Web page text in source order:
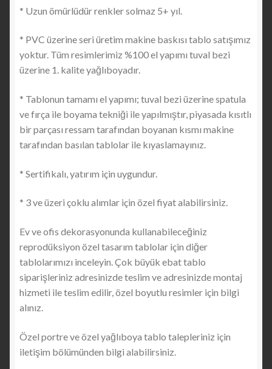
* Uzun ömürlüdür renkler solmaz 5+ yıl.
* PVC üzerine seri üretim makine baskısı tablo satışımız
yoktur. Tüm resimlerimiz %100 el yapımı tuval bezi
üzerine 1. kalite yağlıboyadır.
* Tablonun tamamı el yapımı; tuval bezi üzerine spatula
ve fırça ile boyama tekniği ile yapılmıştır, piyasada kısıtlı
bir parçası ressam tarafından boyanan kısmı makine
tarafından basılan tablolar ile kıyaslamayınız.
* Sertifikalı, yatırım için uygundur.
* 3 ve üzeri çoklu alımlar için özel fiyat alabilirsiniz.
Ev ve ofis dekorasyonunda kullanabileceğiniz
reprodüksiyon özel tasarım tablolar için diğer
tablolarımızı inceleyin. Çok büyük ebat tablo
siparişleriniz adresinizde teslim ve adresinizde montaj
hizmeti ile teslim edilir, özel boyutlu resimler için bilgi
alınız.
Özel portre ve özel yağlıboya tablo talepleriniz için
iletişim bölümünden bilgi alabilirsiniz.